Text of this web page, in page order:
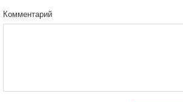
Комментарий